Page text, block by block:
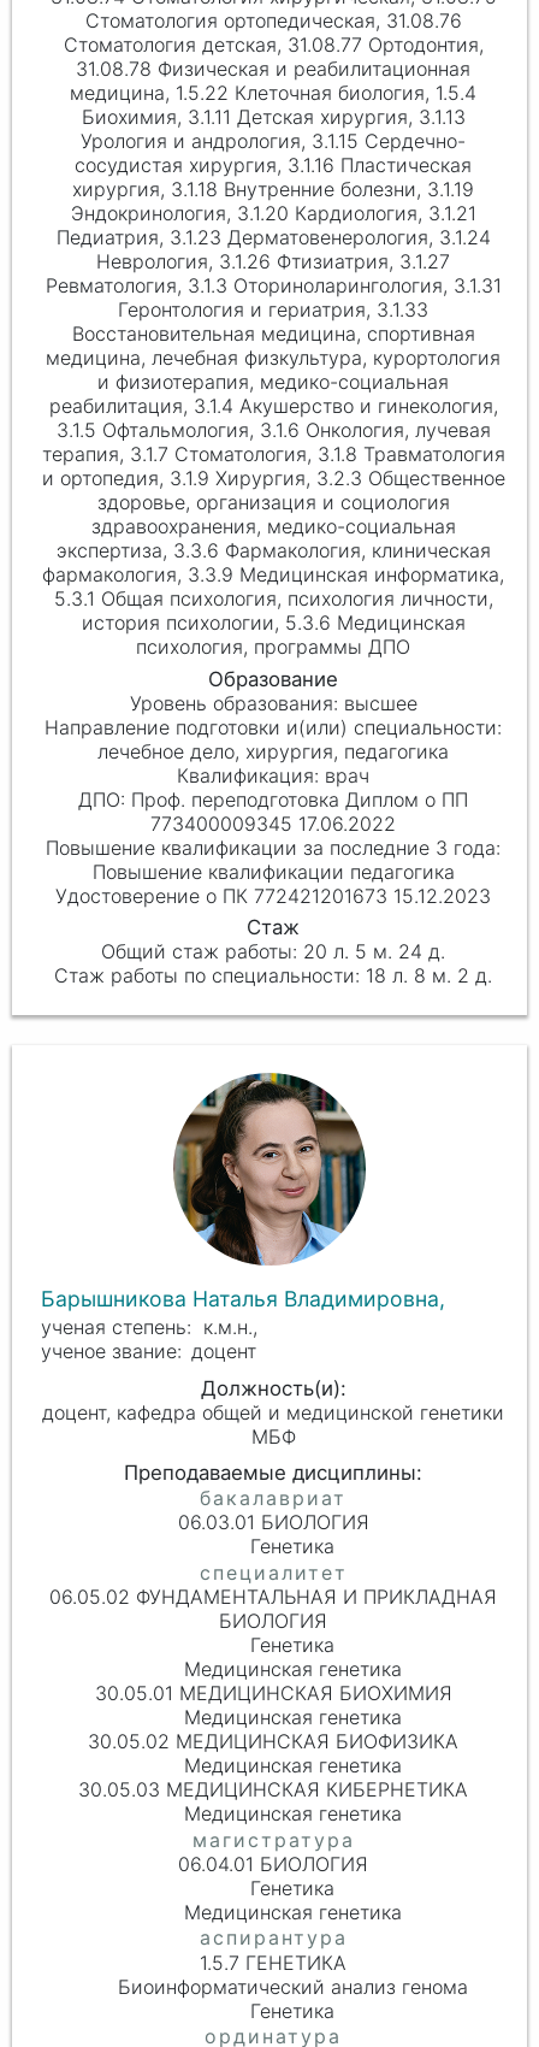
Стоматология ортопедическая, 31.08.76
Стоматология детская, 31.08.77 Ортодонтия,
31.08.78 Физическая и реабилитационная
медицина, 1.5.22 Клеточная биология, 1.5.4
Биохимия, 3.1.11 Детская хирургия, 3.1.13
Урология и андрология, 3.1.15 Сердечно-
сосудистая хирургия, 3.1.16 Пластическая
хирургия, 3.1.18 Внутренние болезни, 3.1.19
Эндокринология, 3.1.20 Кардиология, 3.1.21
Педиатрия, 3.1.23 Дерматовенерология, 3.1.24
Неврология, 3.1.26 Фтизиатрия, 3.1.27
Ревматология, 3.1.3 Оториноларингология, 3.1.31
Геронтология и гериатрия, 3.1.33
Восстановительная медицина, спортивная
медицина, лечебная физкультура, курортология
и физиотерапия, медико-социальная
реабилитация, 3.1.4 Акушерство и гинекология,
3.1.5 Офтальмология, 3.1.6 Онкология, лучевая
терапия, 3.1.7 Стоматология, 3.1.8 Травматология
и ортопедия, 3.1.9 Хирургия, 3.2.3 Общественное
здоровье, организация и социология
здравоохранения, медико-социальная
экспертиза, 3.3.6 Фармакология, клиническая
фармакология, 3.3.9 Медицинская информатика,
5.3.1 Общая психология, психология личности,
история психологии, 5.3.6 Медицинская
психология, программы ДПО
высшее
лечебное дело, хирургия, педагогика
врач
Проф. переподготовка Диплом о ПП
773400009345 17.06.2022
Повышение квалификации педагогика
Удостоверение о ПК 772421201673 15.12.2023
20 л. 5 м. 24 д.
18 л. 8 м. 2 д.
Барышникова Наталья Владимировна,
к.м.н.,
доцент
доцент, кафедра общей и медицинской генетики
МБФ
06.03.01 БИОЛОГИЯ
Генетика
06.05.02 ФУНДАМЕНТАЛЬНАЯ И ПРИКЛАДНАЯ
БИОЛОГИЯ
Генетика
Медицинская генетика
30.05.01 МЕДИЦИНСКАЯ БИОХИМИЯ
Медицинская генетика
30.05.02 МЕДИЦИНСКАЯ БИОФИЗИКА
Медицинская генетика
30.05.03 МЕДИЦИНСКАЯ КИБЕРНЕТИКА
Медицинская генетика
06.04.01 БИОЛОГИЯ
Генетика
Медицинская генетика
1.5.7 ГЕНЕТИКА
Биоинформатический анализ генома
Генетика